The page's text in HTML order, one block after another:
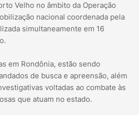
Velho no âmbito da Operação
nacional coordenada pela
simultaneamente em 16
em Rondônia, estão sendo
de busca e apreensão, além
voltadas ao combate às
que atuam no estado.